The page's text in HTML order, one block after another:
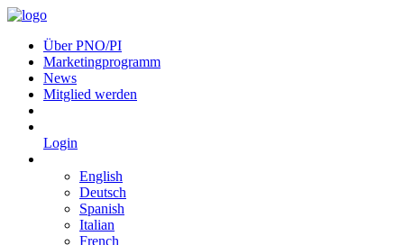
Über PNO/PI
Marketingprogramm
News
Mitglied werden
Login
English
Deutsch
Spanish
Italian
French